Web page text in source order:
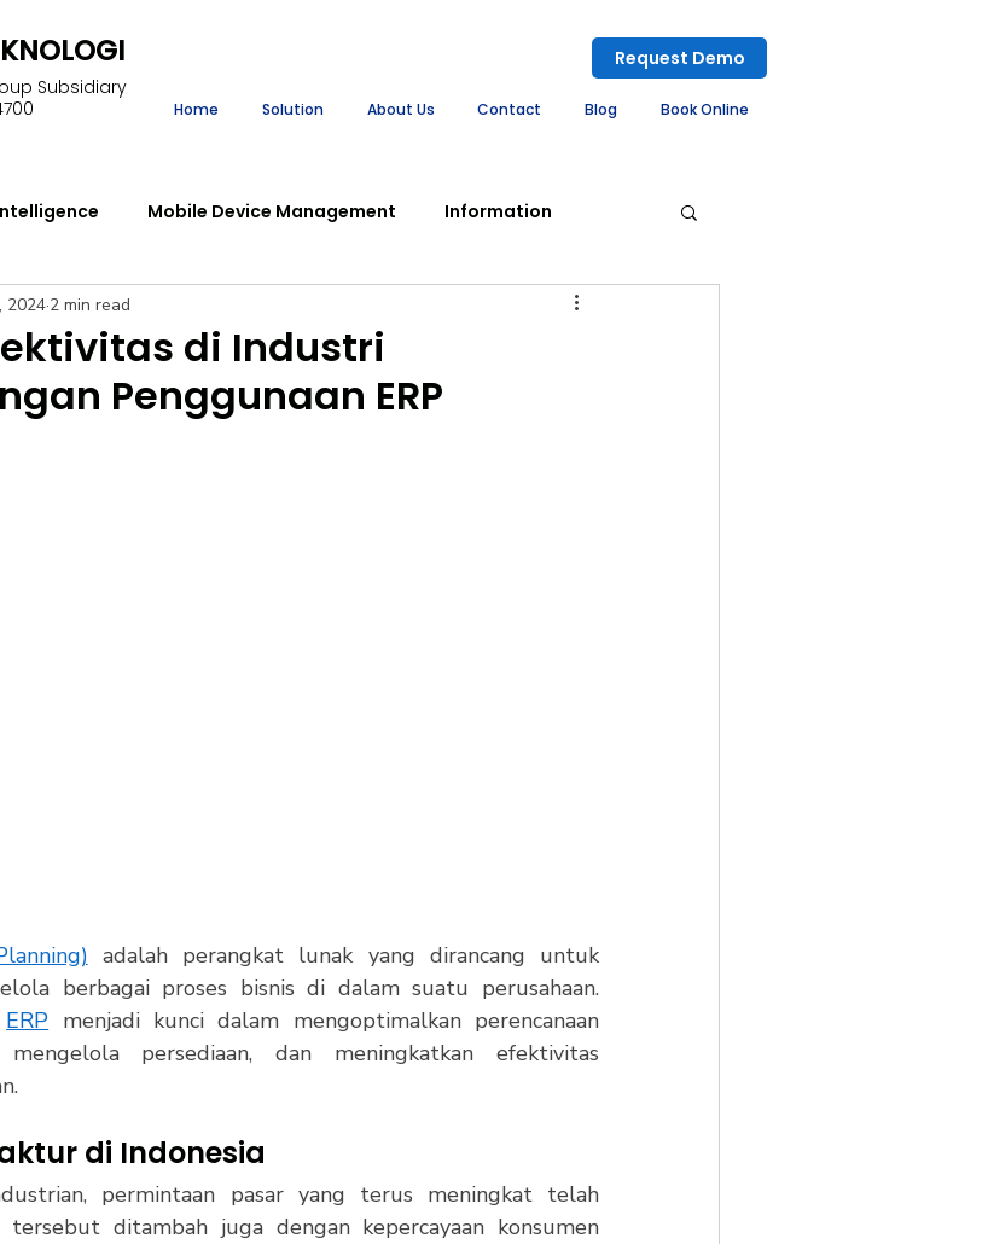
Request Demo
Subsidiary
Home Solution About Us Contact Blog Book Online
Mobile Device Management Information
Resource Planning
Automation lear Projection Assembly System
di Industri
Penggunaan ERP
2024 2 min read
adalah perangkat lunak yang dirancang untuk
berbagai proses bisnis di dalam suatu perusahaan.
ERP menjadi kunci dalam mengoptimalkan perencanaan
persediaan, dan meningkatkan efektivitas
di Indonesia
permintaan pasar yang terus meningkat telah
tersebut ditambah juga dengan kepercayaan konsumen